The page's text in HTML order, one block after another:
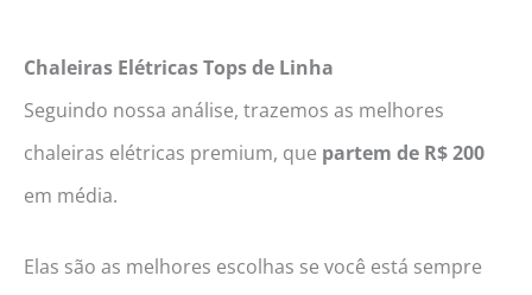
Chaleiras Elétricas Tops de Linha
Seguindo nossa análise, trazemos as melhores
chaleiras elétricas premium, que partem de R$ 200
em média.
Elas são as melhores escolhas se você está sempre